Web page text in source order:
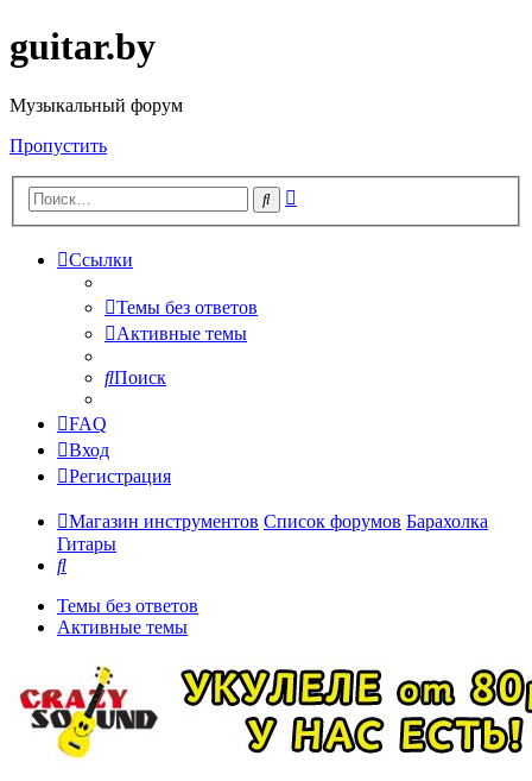
guitar.by
Музыкальный форум
Пропустить
Поиск
Ссылки
Темы без ответов
Активные темы
Поиск
FAQ
Вход
Регистрация
Магазин инструментов Список форумов Барахолка
Гитары
Поиск
Темы без ответов
Активные темы